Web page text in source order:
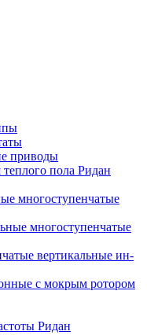
приводы
пола Ридан
многоступенчатые
многоступенчатые
вертикальные ин-
с мокрым ротором
Ридан